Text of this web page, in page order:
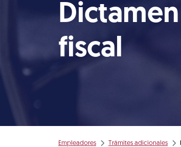
Dictamen
fiscal
Empleadores Trámites adicionales